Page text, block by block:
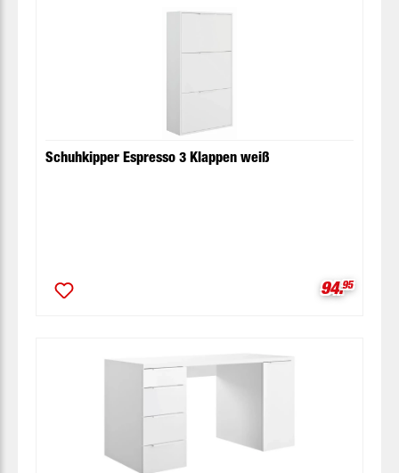
Schuhkipper Espresso 3 Klappen weiß
94.95